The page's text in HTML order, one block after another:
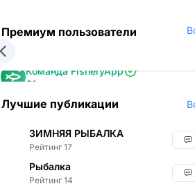
10 самых эффективных
окуня
Команда FisheryApp
Ф1
ТОП-16 самых эффективных
рейтинг вошли универсальные
слагов, рачков и имитаций
Ультралайтовая снасть
охотиться не только на хищников, но
Премиум пользователи
Лучшие публикации
ЗИМНЯЯ РЫБАЛКА
Рейтинг 17
Рыбалка
Рейтинг 14